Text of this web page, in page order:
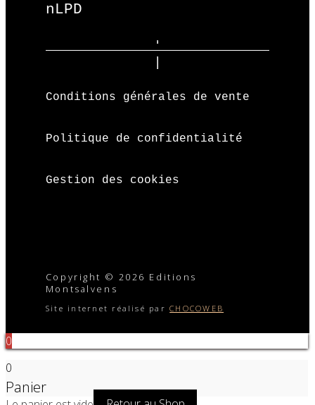
nLPD
Conditions générales de vente
Politique de confidentialité
Gestion des cookies
Copyright © 2026 Editions
Montsalvens
Site internet réalisé parCHOCOWEB
0
0
Panier